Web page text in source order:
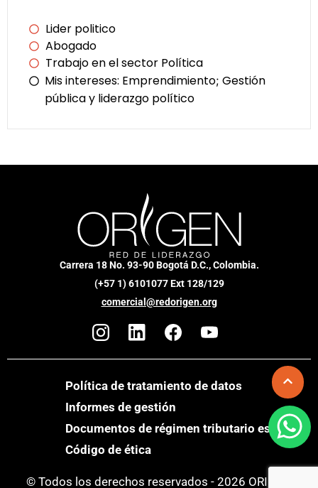
Lider politico
Abogado
Trabajo en el sector Política
Mis intereses: Emprendimiento; Gestión
pública y liderazgo político
Carrera 18 No. 93-90 Bogotá D.C., Colombia.
(+57 1) 6101077 Ext 128/129
comercial@redorigen.org
Política de tratamiento de datos
Informes de gestión
Documentos de régimen tributario especial
Código de ética
© Todos los derechos reservados - 2026 ORIGEN